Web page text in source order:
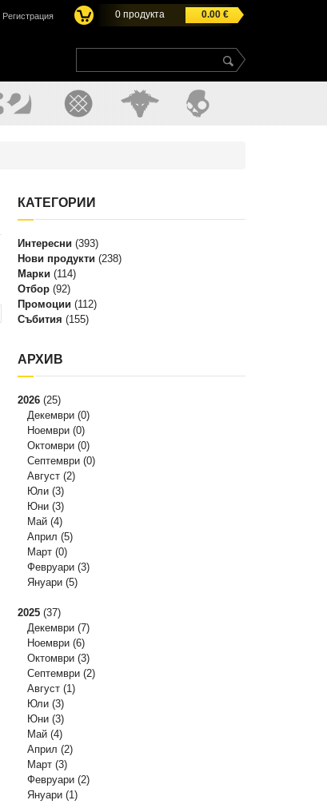
Регистрация 0 продукта 0.00€
КАТЕГОРИИ
Интересни (393)
Нови продукти (238)
Марки (114)
Отбор (92)
Промоции (112)
Събития (155)
АРХИВ
2026 (25)
Декември (0)
Ноември (0)
Октомври (0)
Септември (0)
Август (2)
Юли (3)
Юни (3)
Май (4)
Април (5)
Март (0)
Февруари (3)
Януари (5)
2025 (37)
Декември (7)
Ноември (6)
Октомври (3)
Септември (2)
Август (1)
Юли (3)
Юни (3)
Май (4)
Април (2)
Март (3)
Февруари (2)
Януари (1)